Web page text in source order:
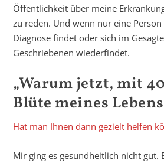
Öffentlichkeit über meine
zu reden. Und wenn nur eine
Diagnose findet oder sich im
Geschriebenen wiederfindet.
„Warum jetzt, mit
Blüte meines
Hat man Ihnen dann gezielt helfen
Mir ging es gesundheitlich nicht gut.